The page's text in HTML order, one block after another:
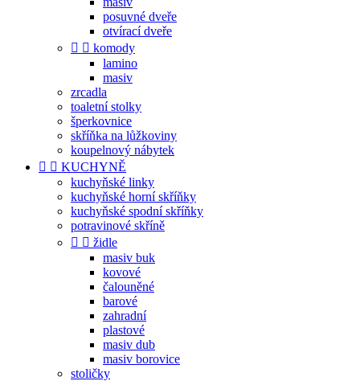
posuvné dveře
otvírací dveře
  komody
lamino
masiv
zrcadla
toaletní stolky
šperkovnice
skříňka na lůžkoviny
koupelnový nábytek
  KUCHYNĚ
kuchyňské linky
kuchyňské horní skříňky
kuchyňské spodní skříňky
potravinové skříně
  židle
masiv buk
kovové
čalouněné
barové
zahradní
plastové
masiv dub
masiv borovice
stoličky